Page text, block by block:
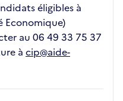
éligibles à
Economique)
au 06 49 33 75 37
à cip@aide-